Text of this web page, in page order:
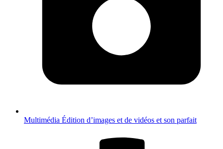
Multimédia Édition d’images et de vidéos et son parfait